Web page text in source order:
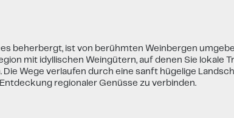
beherbergt, ist von berühmten Weinbergen
mit idyllischen Weingütern, auf denen Sie lokale
Wege verlaufen durch eine sanft hügelige
regionaler Genüsse zu verbinden.